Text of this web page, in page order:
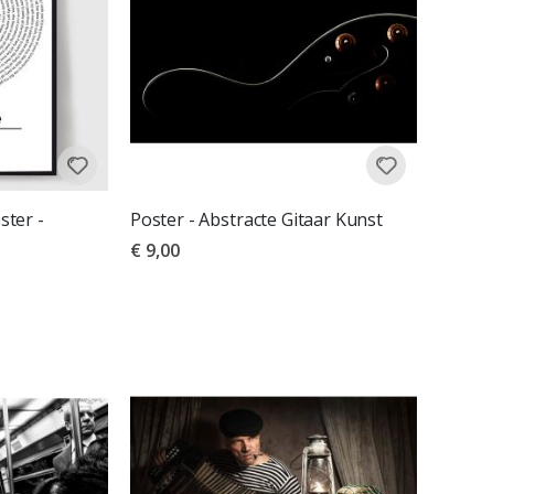
-
Poster - Abstracte Gitaar Kunst
€ 9,00